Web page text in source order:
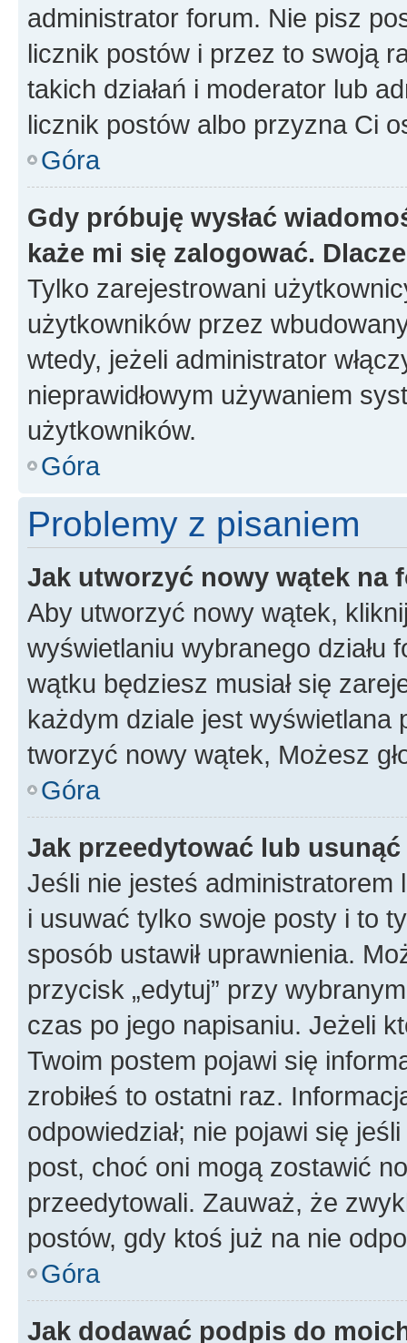
administrator forum. Nie pisz
licznik postów i przez to swoją
takich działań i moderator lub
licznik postów albo przyzna Ci
Góra
Gdy próbuję wysłać
każe mi się zalogować.
Tylko zarejestrowani
użytkowników przez
wtedy, jeżeli administrator
nieprawidłowym używaniem
użytkowników.
Góra
Problemy z pisaniem
Jak utworzyć nowy wątek na
Aby utworzyć nowy wątek,
wyświetlaniu wybranego działu
wątku będziesz musiał się
każdym dziale jest wyświetlana
tworzyć nowy wątek, Możesz
Góra
Jak przeedytować lub
Jeśli nie jesteś
i usuwać tylko swoje posty i to
sposób ustawił uprawnienia.
przycisk „edytuj” przy
czas po jego napisaniu. Jeżeli
Twoim postem pojawi się
zrobiłeś to ostatni raz.
odpowiedział; nie pojawi się
post, choć oni mogą zostawić
przeedytowali. Zauważ, że
postów, gdy ktoś już na nie
Góra
Jak dodawać podpis do